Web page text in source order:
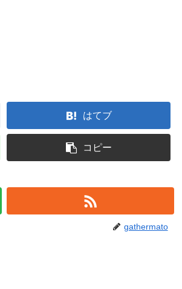
はてブ
コピー
gathermato